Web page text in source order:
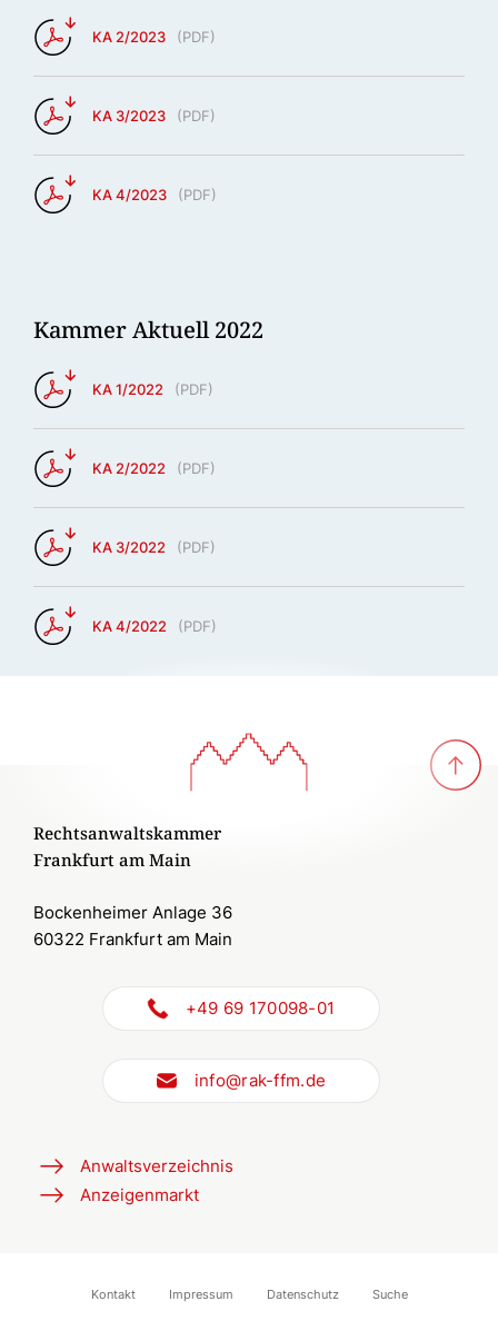
KA 2/2023 (PDF)
KA 3/2023 (PDF)
KA 4/2023 (PDF)
Kammer Aktuell 2022
KA 1/2022 (PDF)
KA 2/2022 (PDF)
KA 3/2022 (PDF)
KA 4/2022 (PDF)
Rechtsanwaltskammer
Frankfurt am Main
Bockenheimer Anlage 36
60322 Frankfurt am Main
+49 69 170098-01
info@rak-ffm.de
Anwaltsverzeichnis
Anzeigenmarkt
Kontakt Impressum Datenschutz Suche